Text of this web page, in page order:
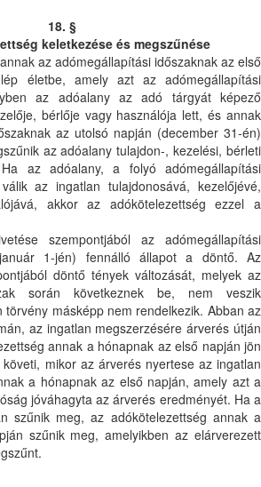
18. §
keletkezése és megszűnése
az adómegállapítási időszaknak az első
életbe, amely azt az adómegállapítási
az adóalany az adó tárgyát képező
bérlője vagy használója lett, és annak
az utolsó napján (december 31-én)
az adóalany tulajdon-, kezelési, bérleti
az adóalany, a folyó adómegállapítási
az ingatlan tulajdonosává, kezelőjévé,
akkor az adókötelezettség ezzel a
szempontjából az adómegállapítási
1-jén) fennálló állapot a döntő. Az
döntő tények változását, melyek az
során következnek be, nem veszik
törvény másképp nem rendelkezik. Abban az
az ingatlan megszerzésére árverés útján
annak a hónapnak az első napján jön
mikor az árverés nyertese az ingatlan
a hónapnak az első napján, amely azt a
jóváhagyta az árverés eredményét. Ha a
szűnik meg, az adókötelezettség annak a
szűnik meg, amelyikben az elárverezett